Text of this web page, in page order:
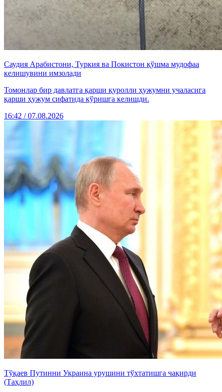
Саудия Арабистони, Туркия ва Покистон қўшма мудофаа
келишувини имзолади
Томонлар бир давлатга қарши қуролли ҳужумни учаласига
қарши ҳужум сифатида кўришга келишди.
16:42 / 07.08.2026
Тўқаев Путинни Украина урушини тўхтатишга чақирди
(Таҳлил)